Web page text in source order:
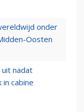
onder
Oosten
uit nadat
cabine